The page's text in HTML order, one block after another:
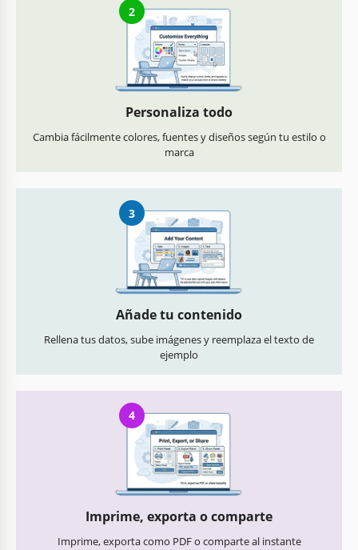
2
Personaliza todo
Cambia fácilmente colores, fuentes y diseños según tu estilo o
marca
3
Añade tu contenido
Rellena tus datos, sube imágenes y reemplaza el texto de
ejemplo
4
Imprime, exporta o comparte
Imprime, exporta como PDF o comparte al instante